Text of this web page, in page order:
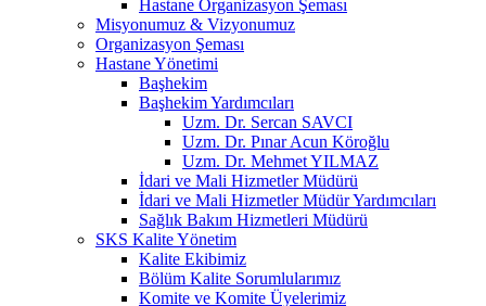
Hastane Organizasyon Şeması
Misyonumuz & Vizyonumuz
Organizasyon Şeması
Hastane Yönetimi
Başhekim
Başhekim Yardımcıları
Uzm. Dr. Sercan SAVCI
Uzm. Dr. Pınar Acun Köroğlu
Uzm. Dr. Mehmet YILMAZ
İdari ve Mali Hizmetler Müdürü
İdari ve Mali Hizmetler Müdür Yardımcıları
Sağlık Bakım Hizmetleri Müdürü
SKS Kalite Yönetim
Kalite Ekibimiz
Bölüm Kalite Sorumlularımız
Komite ve Komite Üyelerimiz